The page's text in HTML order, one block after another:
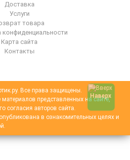
Доставка
Услуги
товара
конфиденциальности
Карта сайта
Контакты
Все права защищены.
представленных на сайте,
согласия авторов сайта.
в ознакомительных целях и
Наверх